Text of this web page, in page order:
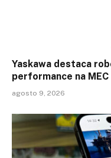
Yaskawa destaca
performance na
agosto 9, 2026